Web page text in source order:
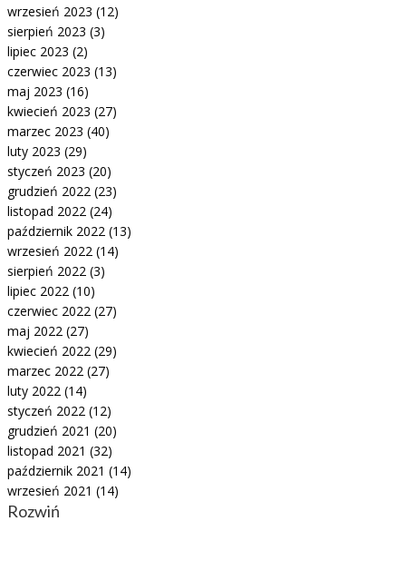
wrzesień 2023 (12)
sierpień 2023 (3)
lipiec 2023 (2)
czerwiec 2023 (13)
maj 2023 (16)
kwiecień 2023 (27)
marzec 2023 (40)
luty 2023 (29)
styczeń 2023 (20)
grudzień 2022 (23)
listopad 2022 (24)
październik 2022 (13)
wrzesień 2022 (14)
sierpień 2022 (3)
lipiec 2022 (10)
czerwiec 2022 (27)
maj 2022 (27)
kwiecień 2022 (29)
marzec 2022 (27)
luty 2022 (14)
styczeń 2022 (12)
grudzień 2021 (20)
listopad 2021 (32)
październik 2021 (14)
wrzesień 2021 (14)
Rozwiń